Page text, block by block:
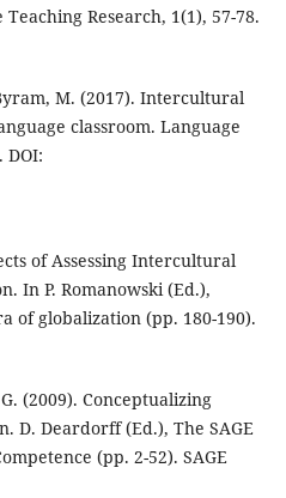
Research, 1(1), 57-78.
M. (2017). Intercultural
classroom. Language
DOI:
of Assessing Intercultural
In P. Romanowski (Ed.),
of globalization (pp. 180-190).
(2009). Conceptualizing
D. Deardorff (Ed.), The SAGE
(pp. 2-52). SAGE